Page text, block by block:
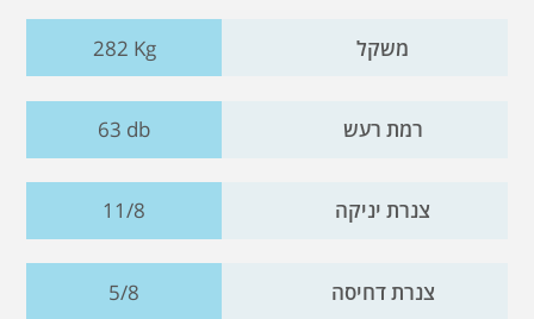
משקל 282 Kg
רמת רעש 63 db
צנרת יניקה 11/8
צנרת דחיסה 5/8